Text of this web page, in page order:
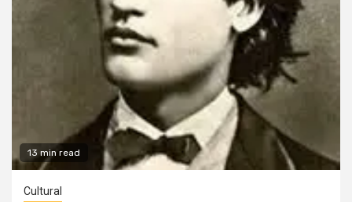
13 min read
Cultural